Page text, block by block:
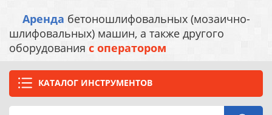
Аренда бетоношлифовальных (мозаично-
шлифовальных) машин, а также другого
оборудования с оператором
КАТАЛОГ ИНСТРУМЕНТОВ